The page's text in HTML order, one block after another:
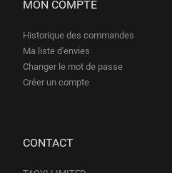
MON COMPTE
Historique des commandes
Ma liste d'envies
Changer le mot de passe
Créer un compte
CONTACT